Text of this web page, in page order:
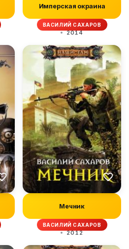
Имперская окраина
ВАСИЛИЙ САХАРОВ
2014
Мечник
ВАСИЛИЙ САХАРОВ
2012